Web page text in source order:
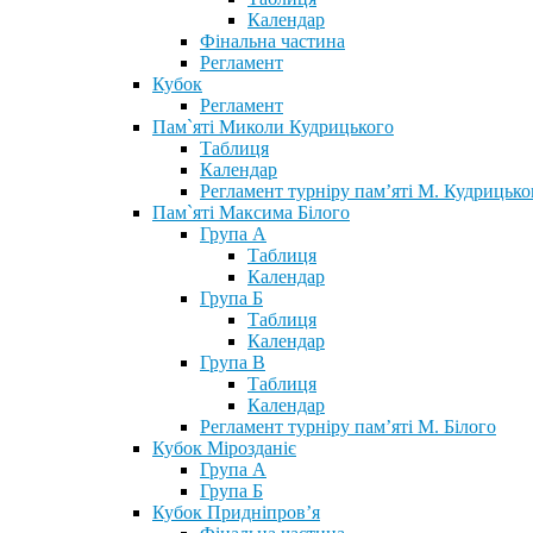
Календар
Фінальна частина
Регламент
Кубок
Регламент
Пам`яті Миколи Кудрицького
Таблиця
Календар
Регламент турніру пам’яті М.
Пам`яті Максима Білого
Група А
Таблиця
Календар
Група Б
Таблиця
Календар
Група В
Таблиця
Календар
Регламент турніру пам’яті М. Білого
Кубок Мірозданіє
Група А
Група Б
Кубок Придніпров’я